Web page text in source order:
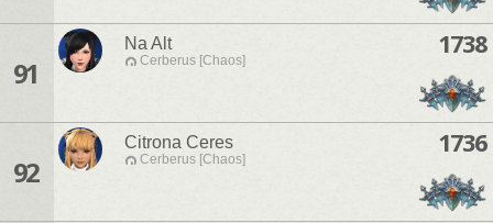
91
Na Alt
Cerberus [Chaos]
1738
92
Citrona Ceres
Cerberus [Chaos]
1736